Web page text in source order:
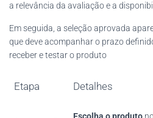
a relevância da avaliação e a
Em seguida, a seleção aprovada
que deve acompanhar o prazo
receber e testar o produto
Etapa Detalhes